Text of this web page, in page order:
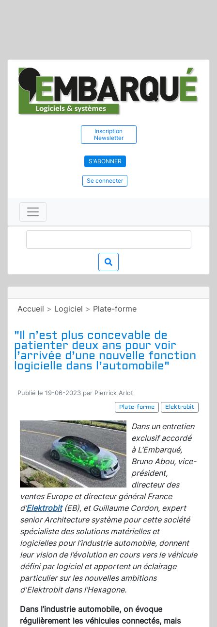
Inscription
Newsletter
S'ABONNER
Se connecter
Accueil > Logiciel > Plate-forme
"Il n’est plus concevable de
patienter deux ans pour voir
l’arrivée d’une nouvelle fonction
logicielle dans l’automobile"
Publié le 19-06-2023 par Pierrick Arlot
Plate-forme
Elektrobit
Dans un entretien
exclusif accordé
à L’Embarqué,
Bruno Abou, vice-
président,
directeur des
ventes Europe et directeur général France
d’Elektrobit(EB), et Guillaume Cordon, expert
senior Architecture système pour cette société
spécialiste des solutions matérielles et
logicielles pour l’industrie automobile, donnent
leur vision de l’évolution en cours vers le véhicule
défini par logiciel et apportent un éclairage
particulier sur les nouvelles ambitions
d'Elektrobit dans l’Hexagone.
Dans l’industrie automobile, on évoque
régulièrement les véhicules connectés, mais